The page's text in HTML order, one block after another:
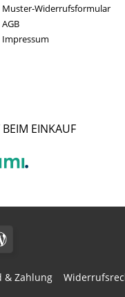
Muster-Widerrufsformular
AGB
Impressum
EINKAUF
& Zahlung